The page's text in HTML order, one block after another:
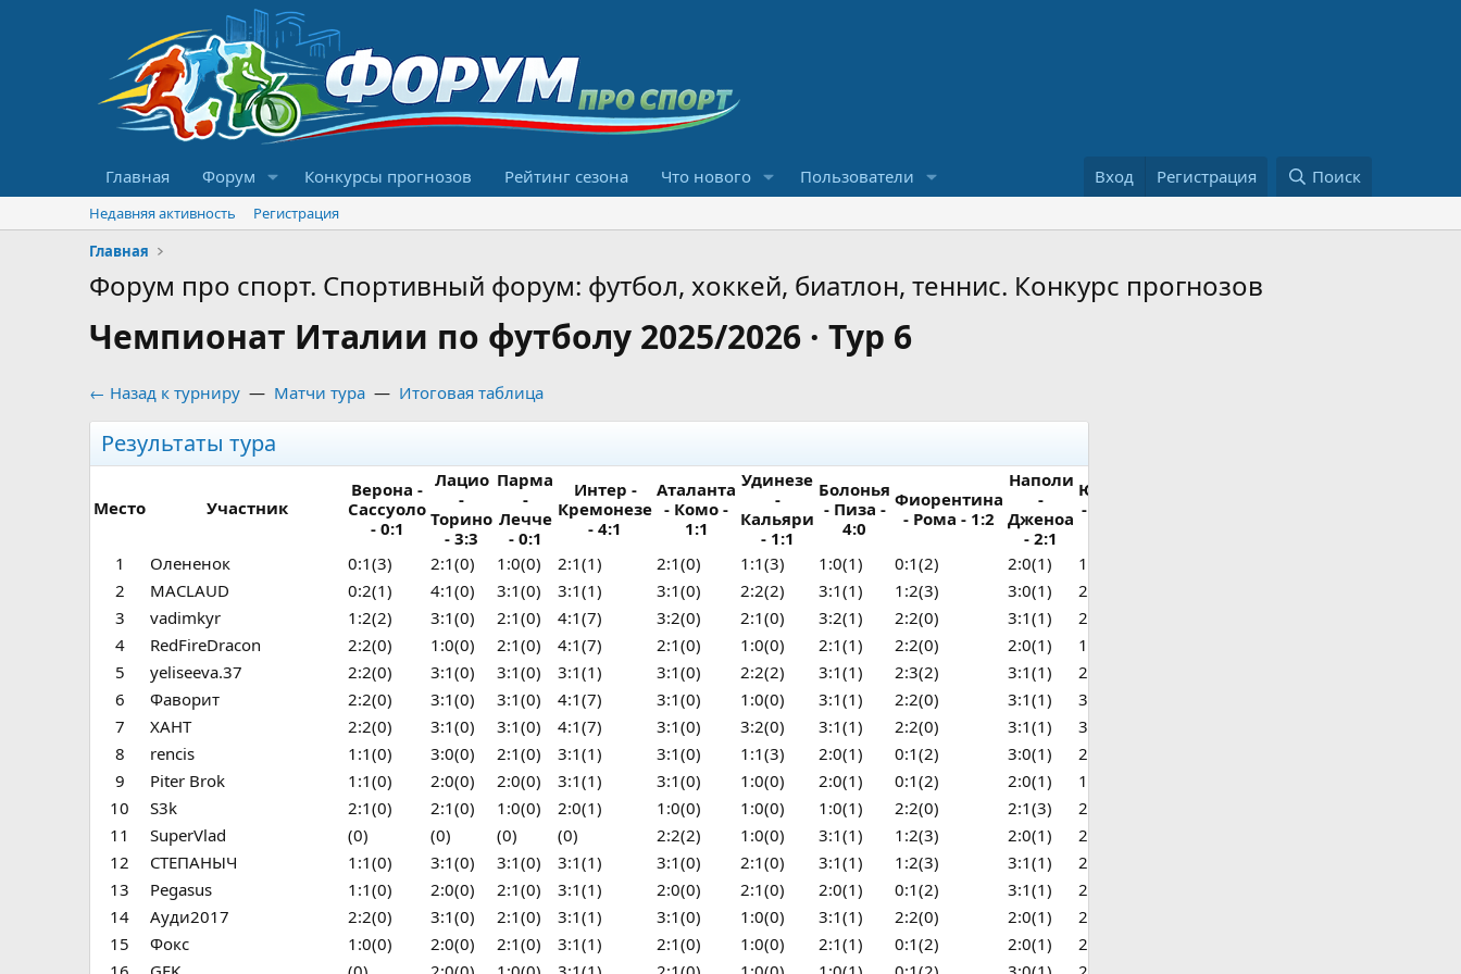
Главная Форум Конкурсы прогнозов Рейтинг сезона Что нового Пользователи Вход Регистрация Поиск
Недавняя активность
Регистрация
Главная
Форум про спорт. Спортивный форум: футбол, хоккей, биатлон, теннис. Конкурс прогнозов
Чемпионат Италии по футболу 2025/2026 · Тур 6
← Назад к турниру — Матчи тура — Итоговая таблица
Результаты тура
Место Участник
Верона -
Сассуоло
- 0:1
Лацио
-
Торино
- 3:3
Парма
-
Лечче
- 0:1
Интер -
Кремонезе
- 4:1
Аталанта
- Комо -
1:1
Удинезе
-
Кальяри
- 1:1
Болонья
- Пиза -
4:0
Фиорентина
- Рома - 1:2
Наполи
-
Дженоа
- 2:1
Ювентус
- Милан
1 Олененок 0:1(3) 2:1(0) 1:0(0) 2:1(1) 2:1(0) 1:1(3) 1:0(1) 0:1(2) 2:0(1) 1:1(2)
2
MACLAUD 0:2(1) 4:1(0) 3:1(0) 3:1(1) 3:1(0) 2:2(2) 3:1(1) 1:2(3) 3:0(1) 2:2(2)
3
vadimkyr 1:2(2) 3:1(0) 2:1(0) 4:1(7) 3:2(0) 2:1(0) 3:2(1) 2:2(0) 3:1(1) 2:1(0)
4
RedFireDracon 2:2(0) 1:0(0) 2:1(0) 4:1(7) 2:1(0) 1:0(0) 2:1(1) 2:2(0) 2:0(1) 1:1(2)
5
yeliseeva.37 2:2(0) 3:1(0) 3:1(0) 3:1(1) 3:1(0) 2:2(2) 3:1(1) 2:3(2) 3:1(1) 2:2(2)
6
Фаворит 2:2(0) 3:1(0) 3:1(0) 4:1(7) 3:1(0) 1:0(0) 3:1(1) 2:2(0) 3:1(1) 3:2(0)
7
ХАНТ 2:2(0) 3:1(0) 3:1(0) 4:1(7) 3:1(0) 3:2(0) 3:1(1) 2:2(0) 3:1(1) 3:2(0)
8
rencis 1:1(0) 3:0(0) 2:1(0) 3:1(1) 3:1(0) 1:1(3) 2:0(1) 0:1(2) 3:0(1) 2:1(0)
9
Piter Brok 1:1(0) 2:0(0) 2:0(0) 3:1(1) 3:1(0) 1:0(0) 2:0(1) 0:1(2) 2:0(1) 1:1(2)
10
S3k 2:1(0) 2:1(0) 1:0(0) 2:0(1) 1:0(0) 1:0(0) 1:0(1) 2:2(0) 2:1(3) 2:2(2)
11
SuperVlad (0) (0) (0) (0) 2:2(2) 1:0(0) 3:1(1) 1:2(3) 2:0(1) 2:0(0)
12
СТЕПАНЫЧ 1:1(0) 3:1(0) 3:1(0) 3:1(1) 3:1(0) 2:1(0) 3:1(1) 1:2(3) 3:1(1) 2:1(0)
13
Pegasus 1:1(0) 2:0(0) 2:1(0) 3:1(1) 2:0(0) 2:1(0) 2:0(1) 0:1(2) 3:1(1) 2:1(0)
14
Ауди2017 2:2(0) 3:1(0) 2:1(0) 3:1(1) 3:1(0) 1:0(0) 3:1(1) 2:2(0) 2:0(1) 2:2(2)
15
Фокс 1:0(0) 2:0(0) 2:1(0) 3:1(1) 2:1(0) 1:0(0) 2:1(1) 0:1(2) 2:0(1) 2:1(0)